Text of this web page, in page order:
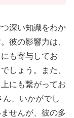
深い知識をわか
彼の影響力は、
も寄与してお
しょう。また、
にも繋がってお
ん、いかがでし
せんが、彼の多